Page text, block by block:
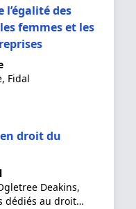
l’égalité des
femmes et les
Fidal
droit du
Deakins,
dédiés au droit